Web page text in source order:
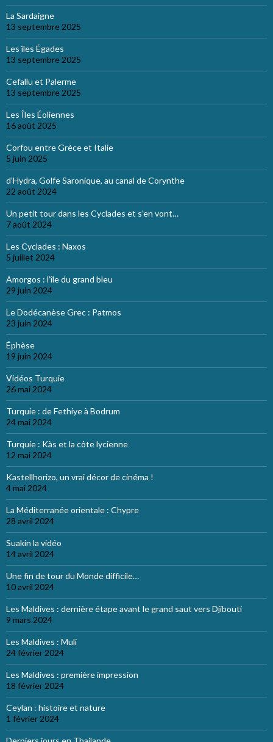
La Sardaigne
13 septembre 2025
Les îles Égades
13 septembre 2025
Cefallu et Palerme
13 septembre 2025
Les Îles Éoliennes
16 août 2025
Corfou entre Grèce et Italie
5 juin 2025
d’Hydra, Golfe Saronique, au canal de Corynthe
22 août 2024
Un petit tour dans les Cyclades et s’en vont…
7 août 2024
Les Cyclades : Naxos
5 juillet 2024
Amorgos : l’île du grand bleu
29 juin 2024
Le Dodécanèse Grec : Patmos
23 juin 2024
Éphèse
19 juin 2024
Vidéos Turquie
26 mai 2024
Turquie : de Fethiye à Bodrum
24 mai 2024
Turquie : Kàs et la côte lycienne
12 mai 2024
Kastellhorizo, un vrai décor de cinéma !
4 mai 2024
La Méditerranée orientale : Chypre
28 avril 2024
Suakin la vidéo
14 avril 2024
Une fin de tour du Monde difficile…
10 avril 2024
Les Maldives : dernière étape avant le grand saut vers Djibouti
9 mars 2024
Les Maldives : Muli
24 février 2024
Les Maldives : première impression
18 février 2024
Ceylan : histoire et nature
1 février 2024